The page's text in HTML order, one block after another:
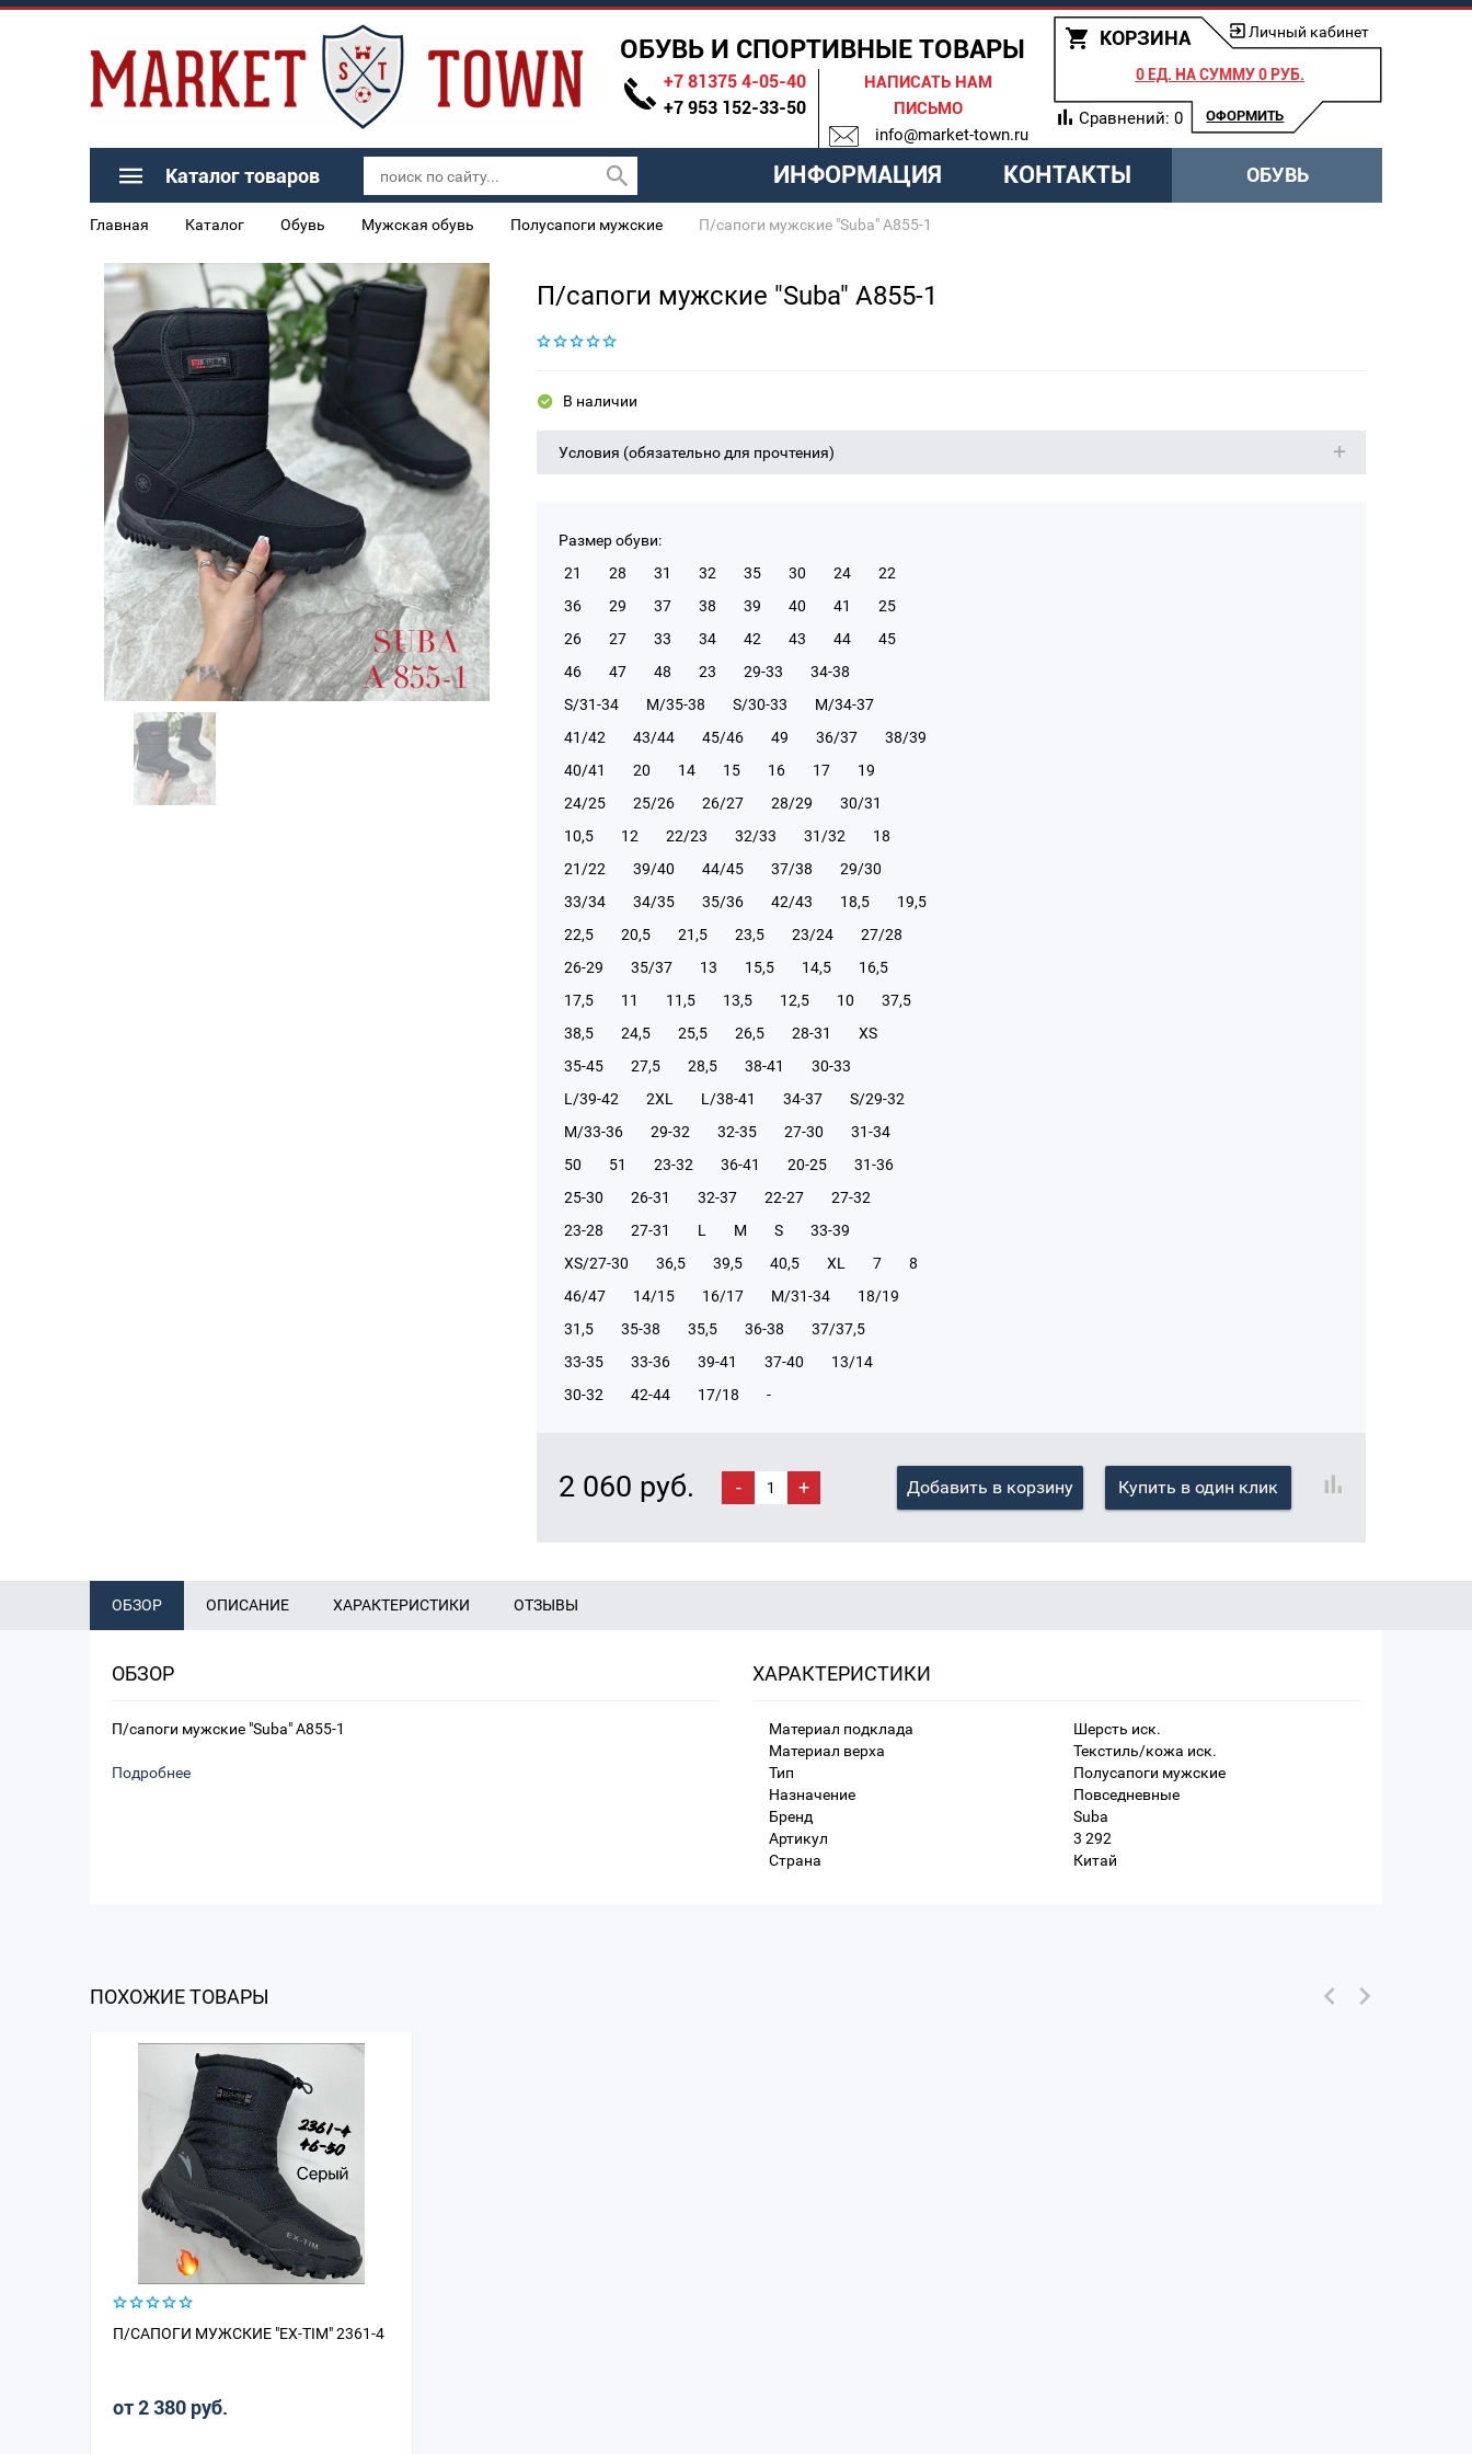
ОБУВЬ И СПОРТИВНЫЕ ТОВАРЫ
+7 81375 4-05-40
+7 953 152-33-50
НАПИСАТЬ НАМ
ПИСЬМО
info@market-town.ru
КОРЗИНА Личный кабинет
0 ЕД. НА СУММУ0 РУБ.
ОФОРМИТЬ
Сравнений: 0
Каталог товаров ИНФОРМАЦИЯ КОНТАКТЫ ОБУВЬ
Главная Каталог Обувь Мужская обувь Полусапоги мужские П/сапоги мужские "Suba" A855-1
П/сапоги мужские "Suba" A855-1
В наличии
Условия (обязательно для прочтения)
Размер обуви:
21
28 31 32 35 30 24
22
36
29 37 38 39 40 41
25
26
27 33 34 42 43 44
45
46
47 48 23 29-33
34-38
S/31-34
М/35-38 S/30-33
М/34-37
41/42
43/44 45/46 49 36/37
38/39
40/41
20 14 15 16 17
19
24/25
25/26 26/27 28/29
30/31
10,5
12 22/23 32/33 31/32
18
21/22
39/40 44/45 37/38
29/30
33/34
34/35 35/36 42/43 18,5
19,5
22,5
20,5 21,5 23,5 23/24
27/28
26-29
35/37 13 15,5 14,5
16,5
17,5
11 11,5 13,5 12,5 10
37,5
38,5
24,5 25,5 26,5 28-31
XS
35-45
27,5 28,5 38-41
30-33
L/39-42
2XL L/38-41 34-37
S/29-32
М/33-36
29-32 32-35 27-30
31-34
50
51 23-32 36-41 20-25
31-36
25-30
26-31 32-37 22-27
27-32
23-28
27-31 L M S
33-39
XS/27-30
36,5 39,5 40,5 XL 7
8
46/47
14/15 16/17 М/31-34
18/19
31,5
35-38 35,5 36-38
37/37,5
33-35
33-36 39-41 37-40
13/14
30-32
42-44 17/18 -
2 060 руб. - + Добавить в корзину Купить в один клик
ОБЗОР ОПИСАНИЕ ХАРАКТЕРИСТИКИ ОТЗЫВЫ
ОБЗОР
П/сапоги мужские "Suba" A855-1
Подробнее
ХАРАКТЕРИСТИКИ
Материал подклада
Шерсть иск.
Материал верха
Текстиль/кожа иск.
Тип
Полусапоги мужские
Назначение
Повседневные
Бренд
Suba
Артикул
3 292
Страна
Китай
ПОХОЖИЕ ТОВАРЫ
П/САПОГИ МУЖСКИЕ "EX-TIM" 2361-4
от 2 380 руб.